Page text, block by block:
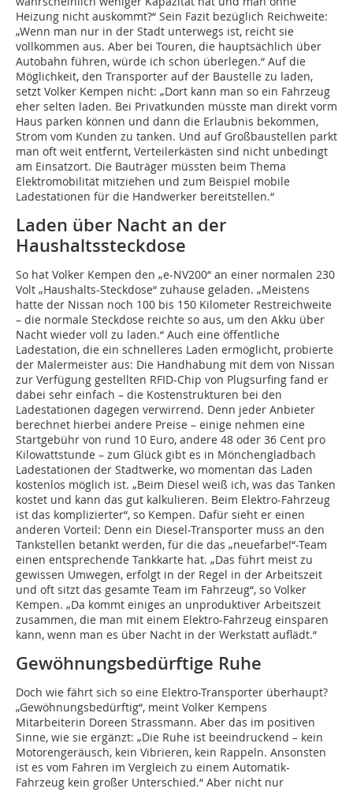
Heizung nicht auskommt?“ Sein Fazit bezüglich Reichweite:
„Wenn man nur in der Stadt unterwegs ist, reicht sie
vollkommen aus. Aber bei Touren, die hauptsächlich über
Autobahn führen, würde ich schon überlegen.“ Auf die
Möglichkeit, den Transporter auf der Baustelle zu laden,
setzt Volker Kempen nicht: „Dort kann man so ein Fahrzeug
eher selten laden. Bei Privatkunden müsste man direkt vorm
Haus parken können und dann die Erlaubnis bekommen,
Strom vom Kunden zu tanken. Und auf Großbaustellen parkt
man oft weit entfernt, Verteilerkästen sind nicht unbedingt
am Einsatzort. Die Bauträger müssten beim Thema
Elektromobilität mitziehen und zum Beispiel mobile
Ladestationen für die Handwerker bereitstellen.“
Laden über Nacht an der
Haushaltssteckdose
So hat Volker Kempen den „e-NV200“ an einer normalen 230
Volt „Haushalts-Steckdose“ zuhause geladen. „Meistens
hatte der Nissan noch 100 bis 150 Kilometer Restreichweite
– die normale Steckdose reichte so aus, um den Akku über
Nacht wieder voll zu laden.“ Auch eine öffentliche
Ladestation, die ein schnelleres Laden ermöglicht, probierte
der Malermeister aus: Die Handhabung mit dem von Nissan
zur Verfügung gestellten RFID-Chip von Plugsurfing fand er
dabei sehr einfach – die Kostenstrukturen bei den
Ladestationen dagegen verwirrend. Denn jeder Anbieter
berechnet hierbei andere Preise – einige nehmen eine
Startgebühr von rund 10 Euro, andere 48 oder 36 Cent pro
Kilowattstunde – zum Glück gibt es in Mönchengladbach
Ladestationen der Stadtwerke, wo momentan das Laden
kostenlos möglich ist. „Beim Diesel weiß ich, was das Tanken
kostet und kann das gut kalkulieren. Beim Elektro-Fahrzeug
ist das komplizierter“, so Kempen. Dafür sieht er einen
anderen Vorteil: Denn ein Diesel-Transporter muss an den
Tankstellen betankt werden, für die das „neuefarbe!“-Team
einen entsprechende Tankkarte hat. „Das führt meist zu
gewissen Umwegen, erfolgt in der Regel in der Arbeitszeit
und oft sitzt das gesamte Team im Fahrzeug“, so Volker
Kempen. „Da kommt einiges an unproduktiver Arbeitszeit
zusammen, die man mit einem Elektro-Fahrzeug einsparen
kann, wenn man es über Nacht in der Werkstatt auflädt.“
Gewöhnungsbedürftige Ruhe
Doch wie fährt sich so eine Elektro-Transporter überhaupt?
„Gewöhnungsbedürftig“, meint Volker Kempens
Mitarbeiterin Doreen Strassmann. Aber das im positiven
Sinne, wie sie ergänzt: „Die Ruhe ist beeindruckend – kein
Motorengeräusch, kein Vibrieren, kein Rappeln. Ansonsten
ist es vom Fahren im Vergleich zu einem Automatik-
Fahrzeug kein großer Unterschied.“ Aber nicht nur